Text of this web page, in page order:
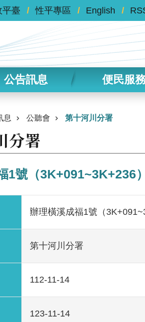
平臺 性平專區 English
公告訊息 便民服
息 公聽會 第十河川分署
分署
1號（3K+091~3K+236
辦理橫溪成福1號（
第十河川分署
112-11-14
123-11-14